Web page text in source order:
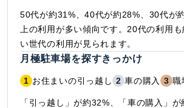
50代が約31%、40代が約28%、30代が
上の利用が多い傾向です。20代の利用
い世代の利用が見られます。
月極駐車場を探すきっかけ
1 お住まいの引っ越し 2 車の購入 3 職
「引っ越し」が約32%、「車の購入」が